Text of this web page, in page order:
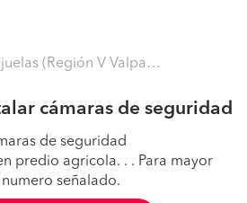
(Región V Valparaíso - Quillota)
cámaras de seguridad
de seguridad
predio agricola. . . Para mayor
señalado.